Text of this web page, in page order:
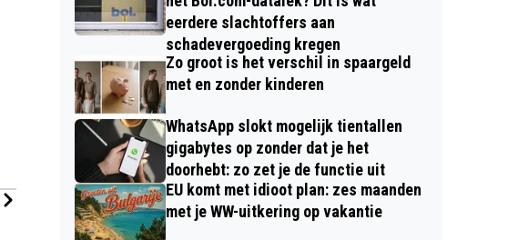
eerdere slachtoffers aan
schadevergoeding kregen
Zo groot is het verschil in spaargeld
met en zonder kinderen
WhatsApp slokt mogelijk tientallen
gigabytes op zonder dat je het
doorhebt: zo zet je de functie uit
EU komt met idioot plan: zes maanden
met je WW-uitkering op vakantie